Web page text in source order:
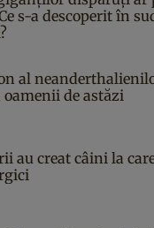
s-a descoperit în
al
de astăzi
au creat câini la